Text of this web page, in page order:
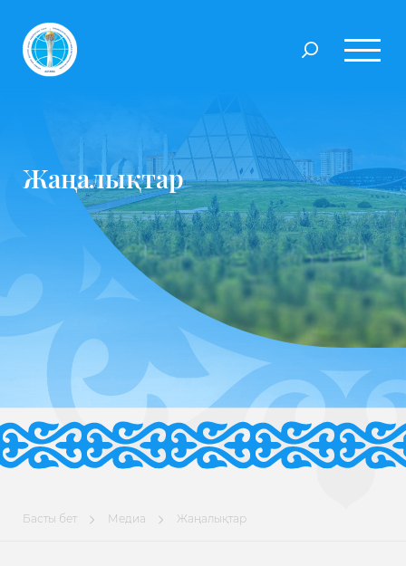
Жаңалықтар
Басты бет Медиа Жаңалықтар